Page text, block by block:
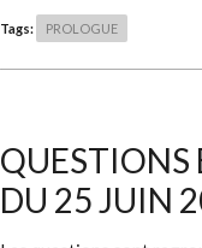
Tags: PROLOGUE
QUESTIONS
DU 25 JUIN